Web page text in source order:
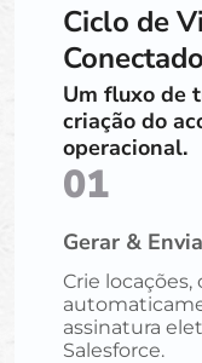
Ciclo de
Conectado
Um fluxo de
criação do
operacional.
01
Gerar &
Crie
assinatura
Salesforce.